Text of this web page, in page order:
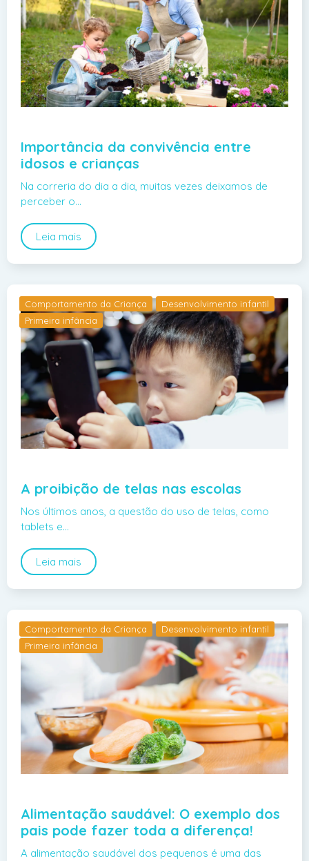
Importância da convivência entre
idosos e crianças
Na correria do dia a dia, muitas vezes deixamos de
perceber o…
Leia mais
Comportamento da Criança
Desenvolvimento infantil
Primeira infância
A proibição de telas nas escolas
Nos últimos anos, a questão do uso de telas, como
tablets e…
Leia mais
Comportamento da Criança
Desenvolvimento infantil
Primeira infância
Alimentação saudável: O exemplo dos
pais pode fazer toda a diferença!
A alimentação saudável dos pequenos é uma das